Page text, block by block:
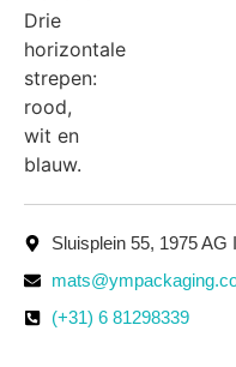
Sluisplein 55, 1975
(+31) 6 81298339